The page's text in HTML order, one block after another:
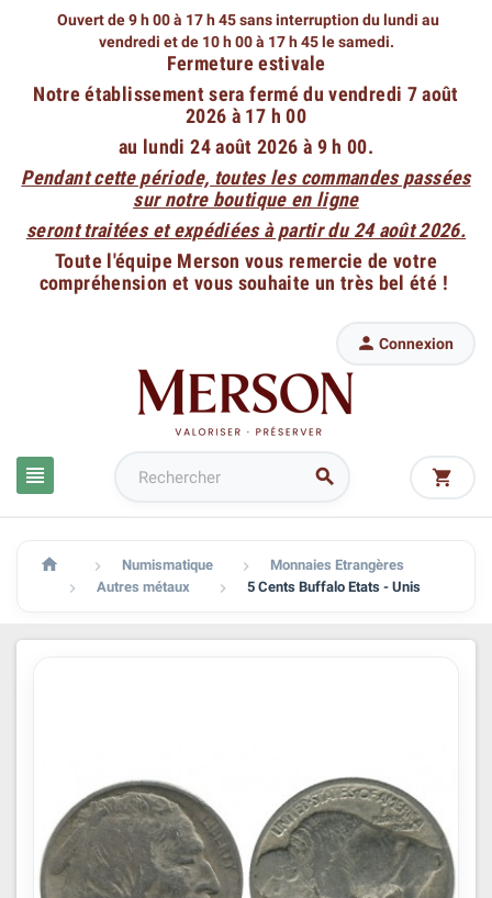
Ouvert de 9 h 00 à 17 h 45 sans interruption du lundi au
vendredi et de 10 h 00 à 17 h 45 le samedi.
Fermeture estivale
Notre établissement sera fermé du vendredi 7 août
2026 à 17 h 00
au lundi 24 août 2026 à 9 h 00.
Pendant cette période, toutes les commandes passées
sur notre boutique en ligne
seront traitées et expédiées à partir du 24 août 2026.
Toute l'équipe Merson vous remercie de votre
compréhension et vous souhaite un très bel été !
 
 Connexion

  Numismatique  Monnaies Etrangères
 Autres métaux  5 Cents Buffalo Etats - Unis